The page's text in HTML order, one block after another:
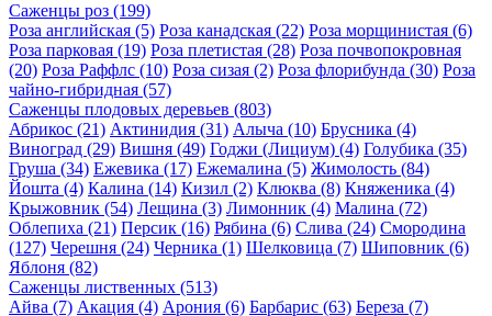
Саженцы роз (199)
Роза английская (5) Роза канадская (22) Роза морщинистая (6)
Роза парковая (19) Роза плетистая (28) Роза почвопокровная
(20) Роза Раффлс (10) Роза сизая (2) Роза флорибунда (30) Роза
чайно-гибридная (57)
Саженцы плодовых деревьев (803)
Абрикос (21) Актинидия (31) Алыча (10) Брусника (4)
Виноград (29) Вишня (49) Годжи (Лициум) (4) Голубика (35)
Груша (34) Ежевика (17) Ежемалина (5) Жимолость (84)
Йошта (4) Калина (14) Кизил (2) Клюква (8) Княженика (4)
Крыжовник (54) Лещина (3) Лимонник (4) Малина (72)
Облепиха (21) Персик (16) Рябина (6) Слива (24) Смородина
(127) Черешня (24) Черника (1) Шелковица (7) Шиповник (6)
Яблоня (82)
Саженцы лиственных (513)
Айва (7) Акация (4) Арония (6) Барбарис (63) Береза (7)